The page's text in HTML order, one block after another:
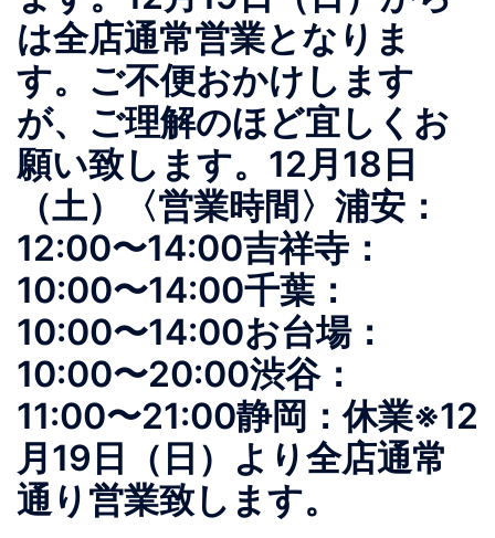
は全店通常営業となりま
す。ご不便おかけします
が、ご理解のほど宜しくお
願い致します。12月18日
（土）〈営業時間〉浦安：
12:00〜14:00吉祥寺：
10:00〜14:00千葉：
10:00〜14:00お台場：
10:00〜20:00渋谷：
11:00〜21:00静岡：休業※12
月19日（日）より全店通常
通り営業致します。